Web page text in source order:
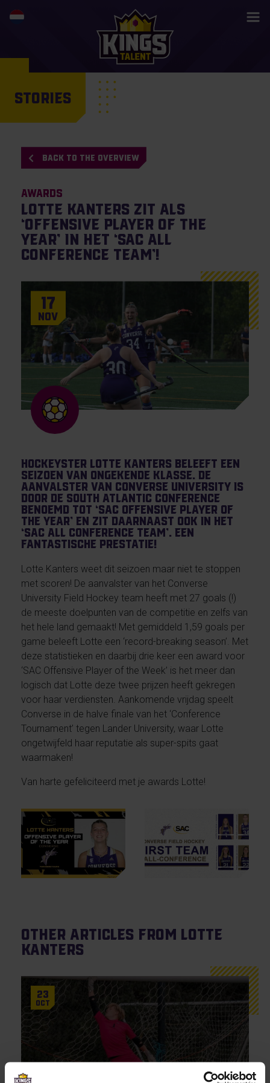
STORIES
BACK TO THE OVERVIEW
Awards
Lotte Kanters zit als
‘Offensive Player of the
Year’ in het ‘SAC All
Conference Team’!
17
Nov
Hockeyster Lotte Kanters beleeft een
seizoen van ongekende klasse. De
aanvalster van Converse University is
door de South Atlantic Conference
benoemd tot ‘SAC Offensive Player of
the Year’ en zit daarnaast ook in het
‘SAC All Conference Team’. Een
fantastische prestatie!
Lotte Kanters weet dit seizoen maar niet te stoppen
met scoren! De aanvalster van het Converse
University Field Hockey team heeft met 27 goals (!)
de meeste doelpunten van de competitie en zelfs van
het hele land gemaakt! Met gemiddeld 1,59 goals per
game beleeft Lotte een ‘record-breaking season’. Met
deze statistieken en daarbij drie keer een award voor
‘SAC Offensive Player of the Week’ is het meer dan
logisch dat Lotte deze twee prijzen heeft gekregen
voor haar verdiensten. Aankomende vrijdag speelt
Converse in de halve finale van het ‘Conference
Tournament’ tegen Lander University, waar Lotte
ongetwijfeld haar reputatie als super-spits gaat
waarmaken!
Van harte gefeliciteerd met je awards Lotte!
Other articles from Lotte
Kanters
23
Oct